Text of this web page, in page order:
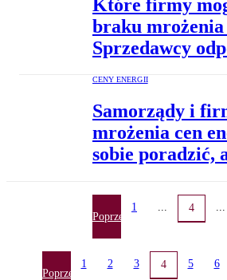
Które firmy
braku mrożenia
Sprzedawcy
CENY ENERGII
Samorządy i
mrożenia cen
sobie poradzić,
Poprzednia
1 ... 4 ...
Poprzednia
1 2 3 4 5 6